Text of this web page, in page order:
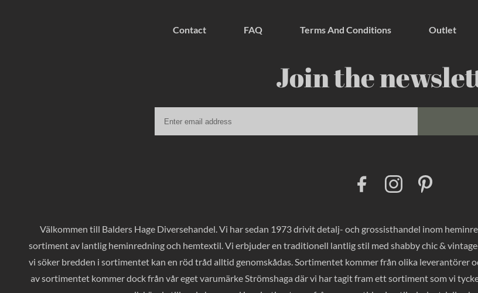
Contact FAQ Terms And Conditions Outlet
Join the
o
o
k
I
n
g
r
a
r
e
s
Välkommen till Balders Hage Diversehandel. Vi har sedan 1973 drivit detalj- och grossisthandel inom
sortiment av lantlig heminredning och hemtextil. Vi erbjuder en traditionell lantlig stil med shabby chic &
vi söker bredden i sortimentet kan en röd tråd alltid genomskådas. Sortimentet kommer från olika leverantörer
av sortimentet kommer dock från vår eget varumärke Strömshaga där vi har tagit fram ett sortiment som vi